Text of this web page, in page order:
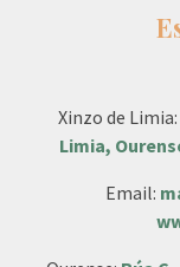
Xinzo de Limia:
Limia,
Email: